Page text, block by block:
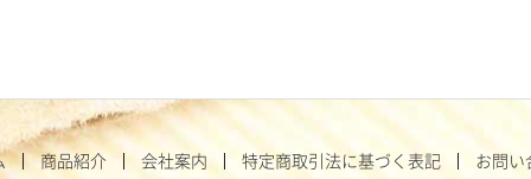
商品紹介 会社案内 特定商取引法に基づく表記 お問い